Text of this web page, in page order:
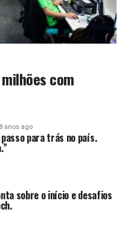
com
8 anos ago
passo para trás no país.
sobre o início e desafios